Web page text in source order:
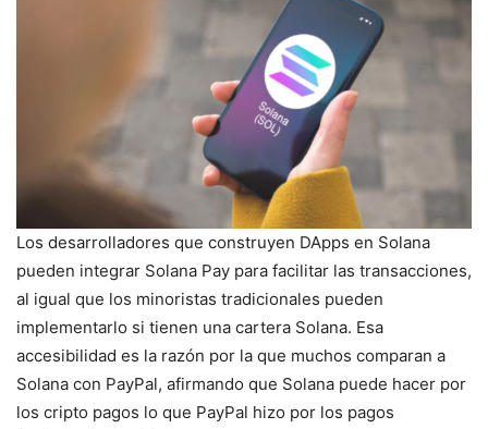
Los desarrolladores que construyen DApps en Solana
pueden integrar Solana Pay para facilitar las transacciones,
al igual que los minoristas tradicionales pueden
implementarlo si tienen una cartera Solana. Esa
accesibilidad es la razón por la que muchos comparan a
Solana con PayPal, afirmando que Solana puede hacer por
los cripto pagos lo que PayPal hizo por los pagos